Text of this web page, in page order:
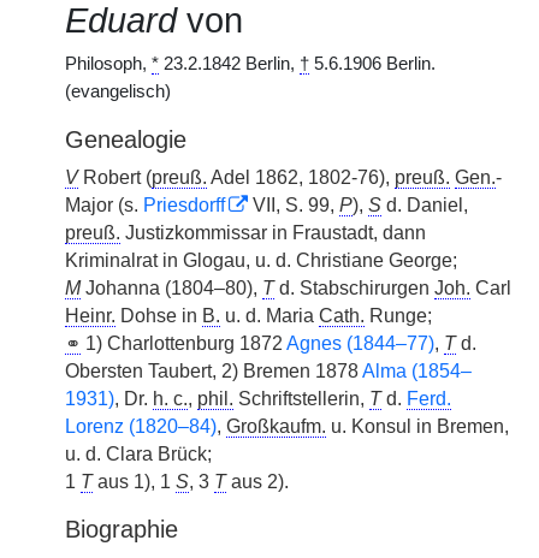
Eduardvon
Philosoph, * 23.2.1842 Berlin, † 5.6.1906 Berlin.
(evangelisch)
Genealogie
VRobert (preuß. Adel 1862, 1802-76), preuß. Gen.-
Major (s. Priesdorff VII, S. 99, P), S d. Daniel,
preuß. Justizkommissar in Fraustadt, dann
Kriminalrat in Glogau, u. d. Christiane George;
MJohanna (1804–80), Td. Stabschirurgen Joh. Carl
Heinr. Dohse in B. u. d. Maria Cath. Runge;
⚭ 1) Charlottenburg 1872 Agnes (1844–77), Td.
Obersten Taubert, 2) Bremen 1878Alma (1854–
1931), Dr. h. c., phil. Schriftstellerin, Td. Ferd.
Lorenz (1820–84), Großkaufm. u. Konsul in Bremen,
u. d. Clara Brück;
1 Taus 1), 1 S, 3 Taus 2).
Biographie